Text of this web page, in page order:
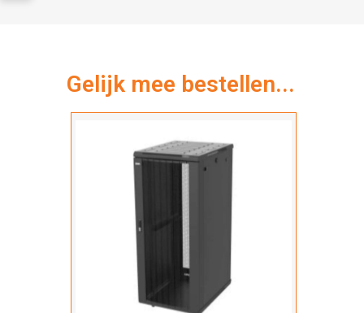
Gelijk mee bestellen...